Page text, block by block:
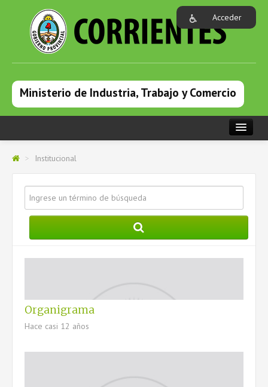
Acceder
Ministerio de Industria, Trabajo y Comercio
ÁREAS
PROGRAMAS
COMUNICACIÓN
LEGISLACIÓN
> Institucional
Organigrama
Hace casi 12 años